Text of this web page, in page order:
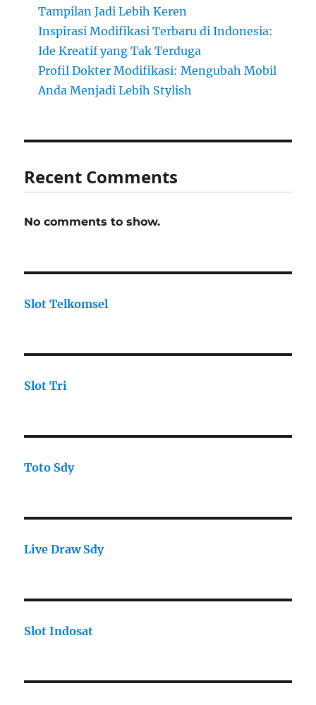
Tampilan Jadi Lebih Keren
Inspirasi Modifikasi Terbaru di Indonesia:
Ide Kreatif yang Tak Terduga
Profil Dokter Modifikasi: Mengubah Mobil
Anda Menjadi Lebih Stylish
Recent Comments
No comments to show.
Slot Telkomsel
Slot Tri
Toto Sdy
Live Draw Sdy
Slot Indosat